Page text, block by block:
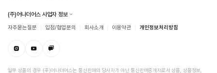
(주)어나더어스 사업자 정보
자주묻는질문 입점/협업문의 회사소개 이용약관 개인정보처리방침
일부 상품의 경우 (주)어나더어스는 통신판매의 당사자가 아닌 통신판매중개자로서 상품, 상품정보,